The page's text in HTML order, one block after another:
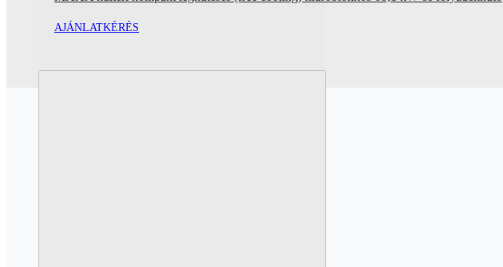
AJÁNLATKÉRÉS